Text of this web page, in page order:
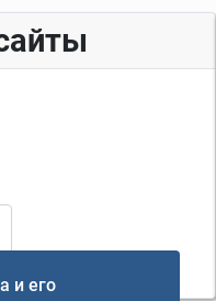
и его